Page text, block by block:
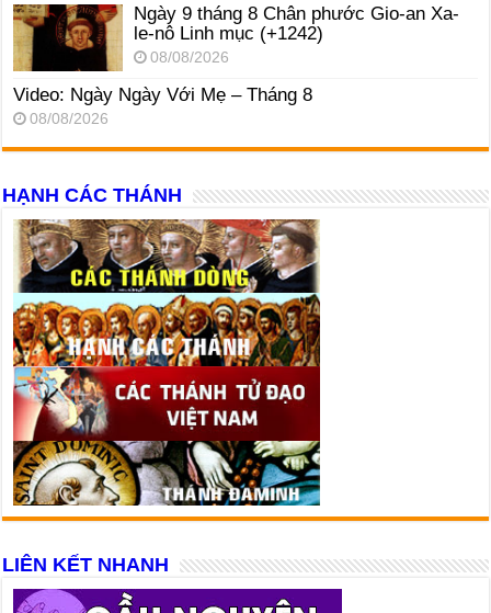
Ngày 9 tháng 8 Chân phước Gio-an Xa-
le-nô Linh mục (+1242)
08/08/2026
Video: Ngày Ngày Với Mẹ – Tháng 8
08/08/2026
HẠNH CÁC THÁNH
LIÊN KẾT NHANH